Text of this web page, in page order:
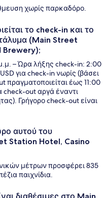
χωρίς παρκαδόρο.
το check-in και το
(Main Street
Brewery);
– Ώρα λήξης check-in: 2:00
για check-in νωρίς (βάσει
πραγματοποιείται έως 11:00
check-out αργά έναντι
Γρήγορο check-out είναι
αυτού του
Station Hotel, Casino
μέτρων προσφέρει 835
παιχνίδια.